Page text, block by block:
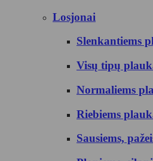
Losjonai
Slenkantiems
Visų tipų
Normaliems
Riebiems
Sausiems,